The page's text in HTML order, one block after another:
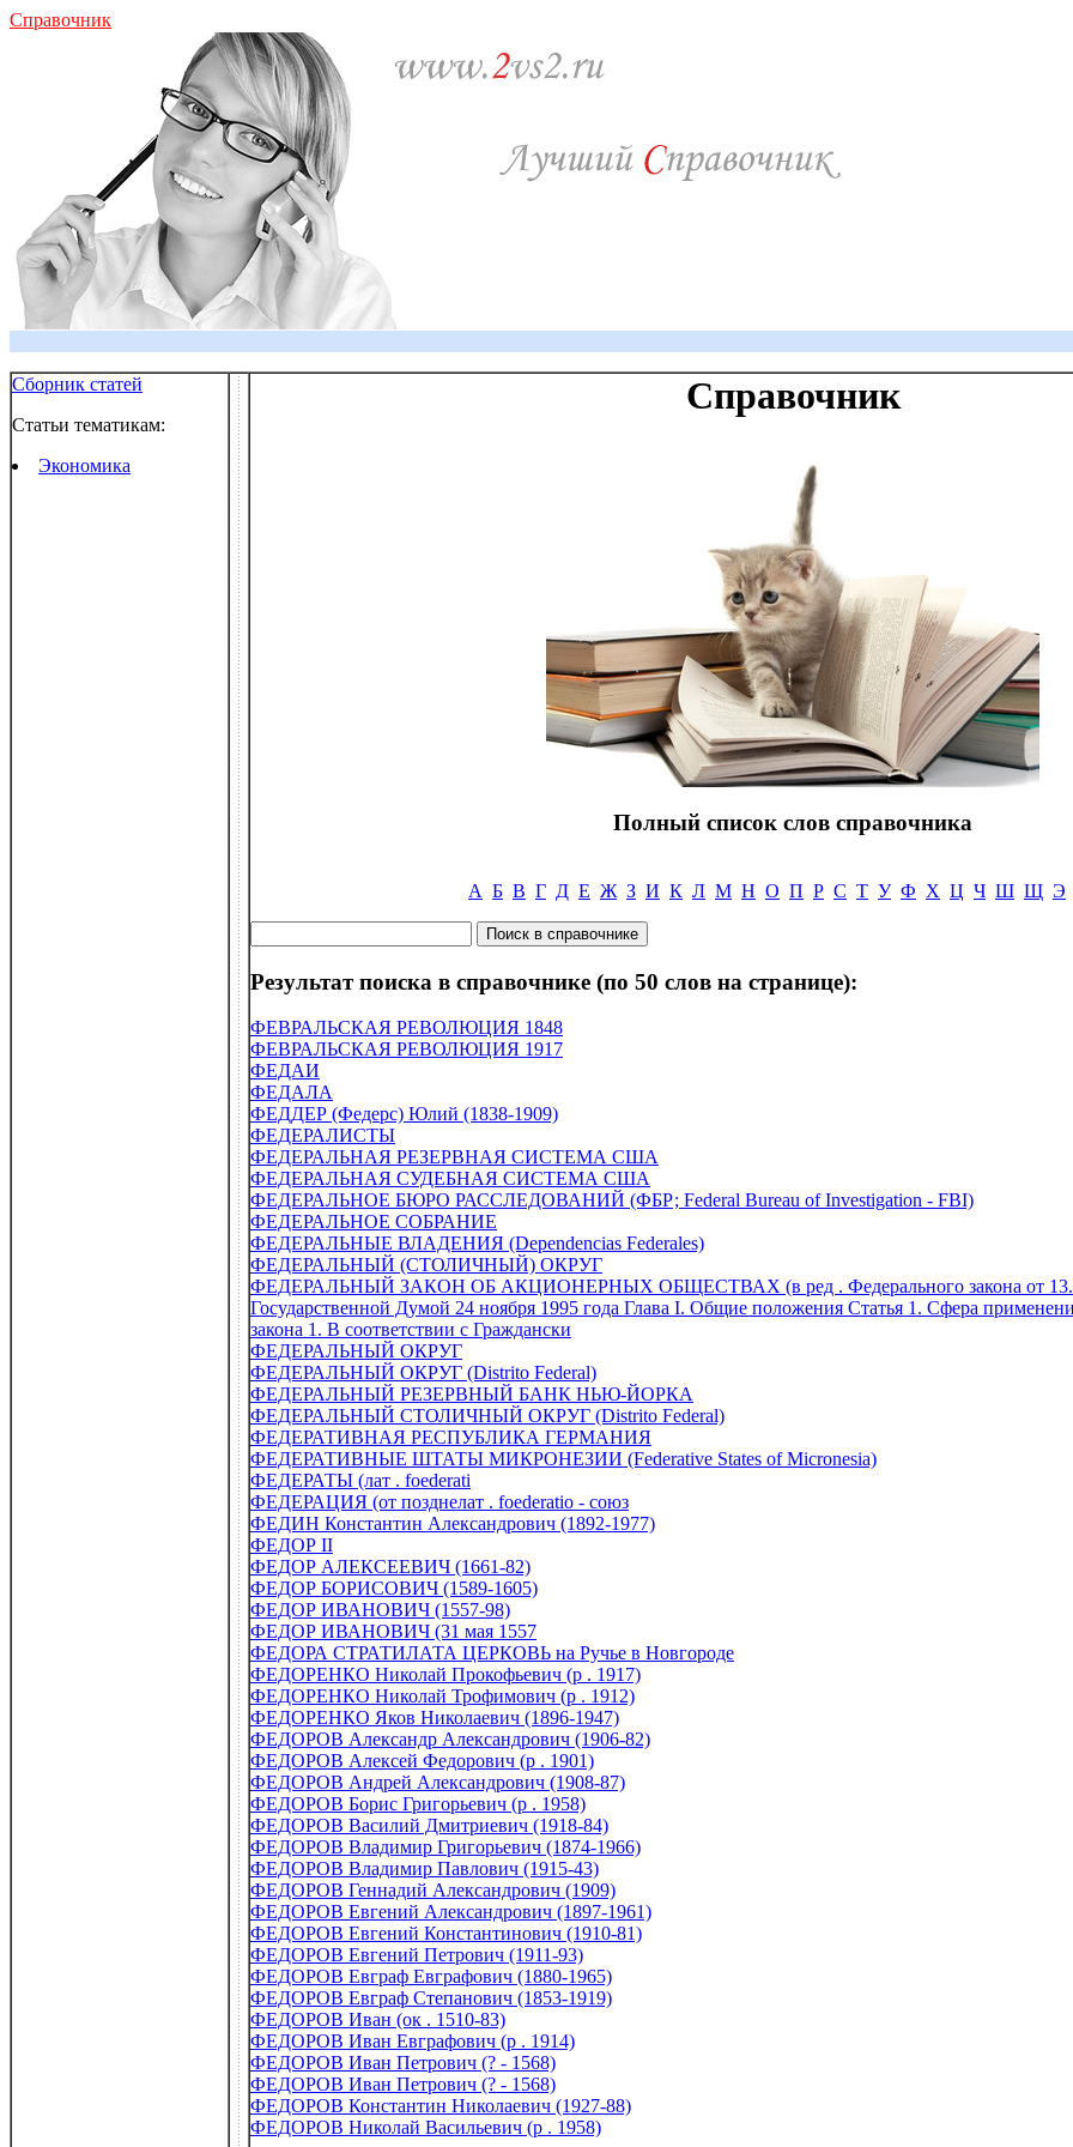
Справочник
Сборник статей
Статьи тематикам:
Экономика
Справочник
Полный список слов справочника
А Б В Г Д Е Ж З И К Л М Н О П Р С Т У Ф Х Ц Ч Ш Щ Э
Результат поиска в справочнике (по 50 слов на странице):
ФЕВРАЛЬСКАЯ РЕВОЛЮЦИЯ 1848
ФЕВРАЛЬСКАЯ РЕВОЛЮЦИЯ 1917
ФЕДАИ
ФЕДАЛА
ФЕДДЕР (Федерс) Юлий (1838-1909)
ФЕДЕРАЛИСТЫ
ФЕДЕРАЛЬНАЯ РЕЗЕРВНАЯ СИСТЕМА США
ФЕДЕРАЛЬНАЯ СУДЕБНАЯ СИСТЕМА США
ФЕДЕРАЛЬНОЕ БЮРО РАССЛЕДОВАНИЙ (ФБР; Federal Bureau of Investigation - FBI)
ФЕДЕРАЛЬНОЕ СОБРАНИЕ
ФЕДЕРАЛЬНЫЕ ВЛАДЕНИЯ (Dependencias Federales)
ФЕДЕРАЛЬНЫЙ (СТОЛИЧНЫЙ) ОКРУГ
ФЕДЕРАЛЬНЫЙ ЗАКОН ОБ АКЦИОНЕРНЫХ ОБЩЕСТВАХ (в ред . Федерального закона от
Государственной Думой 24 ноября 1995 года Глава I. Общие положения Статья 1. Сфера
закона 1. В соответствии с Граждански
ФЕДЕРАЛЬНЫЙ ОКРУГ
ФЕДЕРАЛЬНЫЙ ОКРУГ (Distrito Federal)
ФЕДЕРАЛЬНЫЙ РЕЗЕРВНЫЙ БАНК НЬЮ-ЙОРКА
ФЕДЕРАЛЬНЫЙ СТОЛИЧНЫЙ ОКРУГ (Distrito Federal)
ФЕДЕРАТИВНАЯ РЕСПУБЛИКА ГЕРМАНИЯ
ФЕДЕРАТИВНЫЕ ШТАТЫ МИКРОНЕЗИИ (Federative States of Micronesia)
ФЕДЕРАТЫ (лат . foederati
ФЕДЕРАЦИЯ (от позднелат . foederatio - союз
ФЕДИН Константин Александрович (1892-1977)
ФЕДОР II
ФЕДОР АЛЕКСЕЕВИЧ (1661-82)
ФЕДОР БОРИСОВИЧ (1589-1605)
ФЕДОР ИВАНОВИЧ (1557-98)
ФЕДОР ИВАНОВИЧ (31 мая 1557
ФЕДОРА СТРАТИЛАТА ЦЕРКОВЬ на Ручье в Новгороде
ФЕДОРЕНКО Николай Прокофьевич (р . 1917)
ФЕДОРЕНКО Николай Трофимович (р . 1912)
ФЕДОРЕНКО Яков Николаевич (1896-1947)
ФЕДОРОВ Александр Александрович (1906-82)
ФЕДОРОВ Алексей Федорович (р . 1901)
ФЕДОРОВ Андрей Александрович (1908-87)
ФЕДОРОВ Борис Григорьевич (р . 1958)
ФЕДОРОВ Василий Дмитриевич (1918-84)
ФЕДОРОВ Владимир Григорьевич (1874-1966)
ФЕДОРОВ Владимир Павлович (1915-43)
ФЕДОРОВ Геннадий Александрович (1909)
ФЕДОРОВ Евгений Александрович (1897-1961)
ФЕДОРОВ Евгений Константинович (1910-81)
ФЕДОРОВ Евгений Петрович (1911-93)
ФЕДОРОВ Евграф Евграфович (1880-1965)
ФЕДОРОВ Евграф Степанович (1853-1919)
ФЕДОРОВ Иван (ок . 1510-83)
ФЕДОРОВ Иван Евграфович (р . 1914)
ФЕДОРОВ Иван Петрович (? - 1568)
ФЕДОРОВ Иван Петрович (? - 1568)
ФЕДОРОВ Константин Николаевич (1927-88)
ФЕДОРОВ Николай Васильевич (р . 1958)